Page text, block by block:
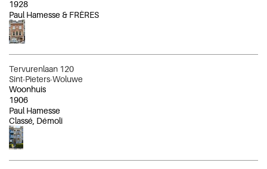
1928
Paul Hamesse & FRÈRES
Tervurenlaan 120
Sint-Pieters-Woluwe
Woonhuis
1906
Paul Hamesse
Classé, Démoli